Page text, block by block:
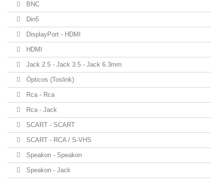
BNC
Din5
DisplayPort - HDMI
HDMI
Jack 2.5 - Jack 3.5 - Jack 6.3mm
Ópticos (Toslink)
Rca - Rca
Rca - Jack
SCART - SCART
SCART - RCA / S-VHS
Speakon - Speakon
Speakon - Jack